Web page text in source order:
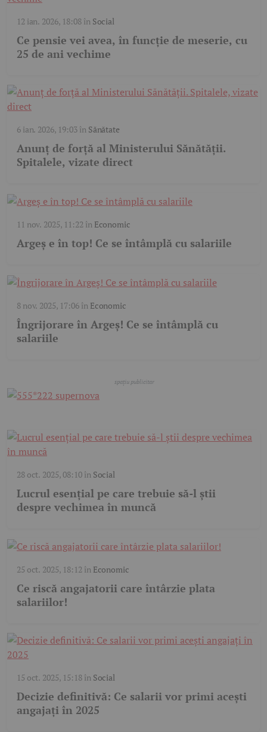
12 ian. 2026, 18:08în Social
Ce pensie vei avea, în funcție de meserie, cu
25 de ani vechime
6 ian. 2026, 19:03în Sănătate
Anunț de forță al Ministerului Sănătății.
Spitalele, vizate direct
11 nov. 2025, 11:22 în Economic
Argeș e în top! Ce se întâmplă cu salariile
8 nov. 2025, 17:06în Economic
Îngrijorare în Argeș! Ce se întâmplă cu
salariile
28 oct. 2025, 08:10în Social
Lucrul esențial pe care trebuie să-l știi
despre vechimea în muncă
25 oct. 2025, 18:12 în Economic
Ce riscă angajatorii care întârzie plata
salariilor!
15 oct. 2025, 15:18în Social
Decizie definitivă: Ce salarii vor primi acești
angajați în 2025